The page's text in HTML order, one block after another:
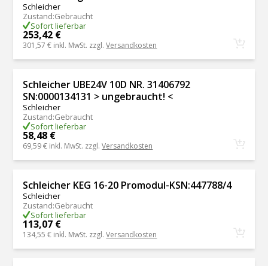
Schleicher
Zustand:Gebraucht
Sofort lieferbar
253,42 €
301,57 € inkl. MwSt. zzgl.Versandkosten
Schleicher UBE24V 10D NR. 31406792
SN:0000134131 > ungebraucht! <
Schleicher
Zustand:Gebraucht
Sofort lieferbar
58,48 €
69,59 € inkl. MwSt. zzgl.Versandkosten
Schleicher KEG 16-20 Promodul-KSN:447788/4
Schleicher
Zustand:Gebraucht
Sofort lieferbar
113,07 €
134,55 € inkl. MwSt. zzgl.Versandkosten